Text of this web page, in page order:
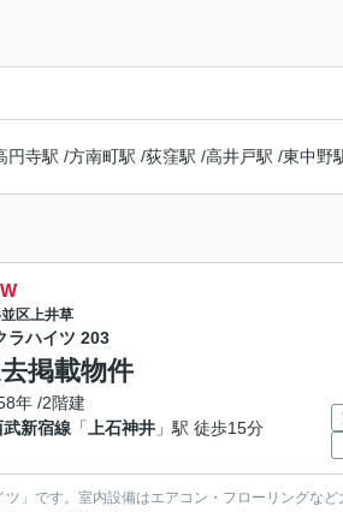
円寺駅 /方南町駅 /荻窪駅 /高井戸駅 /東中野
区上井草
ラハイツ 203
掲載物件
年 /2階建
武新宿線 「 上石神井 」駅 徒歩15分
」です。室内設備はエアコン・フローリングな